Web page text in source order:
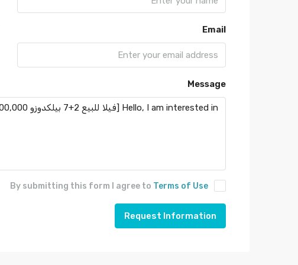
Email
Message
By submitting this form I agree to Terms of Use
Request Information